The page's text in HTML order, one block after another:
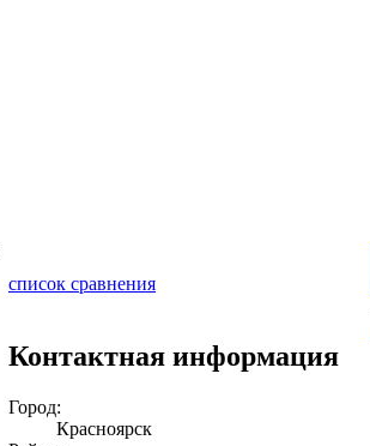
список сравнения
Контактная информация
Город:
Красноярск